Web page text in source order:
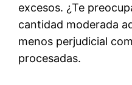
excesos. ¿Te
cantidad moderada
menos perjudicial
procesadas.